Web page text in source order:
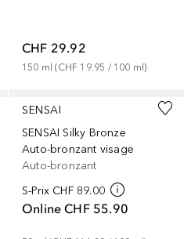
CHF 29.92
150 ml (CHF 19.95 / 100 ml)
SENSAI
SENSAI Silky Bronze
Auto-bronzant visage
Auto-bronzant
S-Prix CHF 89.00
Online CHF 55.90